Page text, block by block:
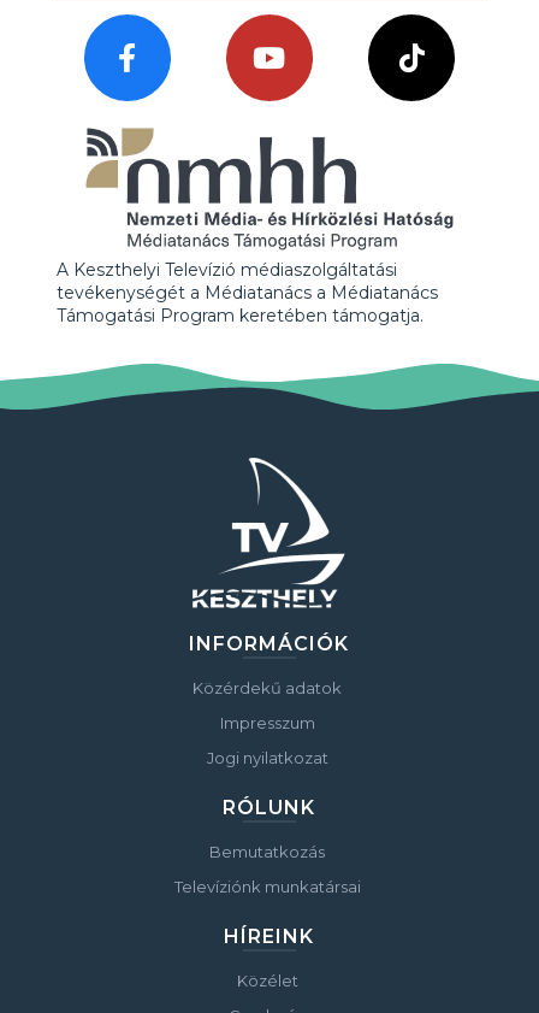
A Keszthelyi Televízió médiaszolgáltatási
tevékenységét a Médiatanács a Médiatanács
Támogatási Program keretében támogatja.
INFORMÁCIÓK
Közérdekű adatok
Impresszum
Jogi nyilatkozat
RÓLUNK
Bemutatkozás
Televíziónk munkatársai
HÍREINK
Közélet